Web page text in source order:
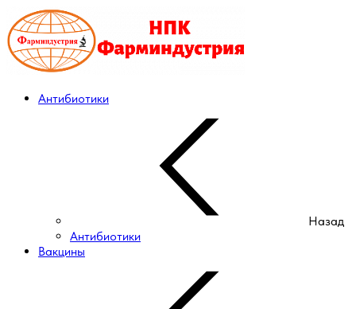
Антибиотики
Назад
Антибиотики
Вакцины